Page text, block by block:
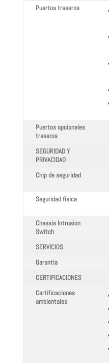
Puertos traseros
Puertos opcionales
traseros
SEGURIDAD Y
PRIVACIDAD
Chip de seguridad
Seguridad física
Chassis Intrusion
Switch
SERVICIOS
Garantía
CERTIFICACIONES
Certificaciones
ambientales